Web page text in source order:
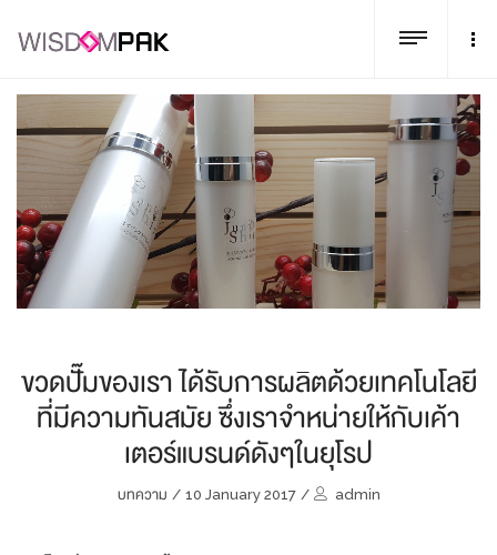
ขวดปั๊มของเรา ได้รับการผลิตด้วยเทคโนโลยี
ที่มีความทันสมัย ซึ่งเราจำหน่ายให้กับเค้า
เตอร์แบรนด์ดังๆในยุโรป
บทความ / 10 January 2017 / admin